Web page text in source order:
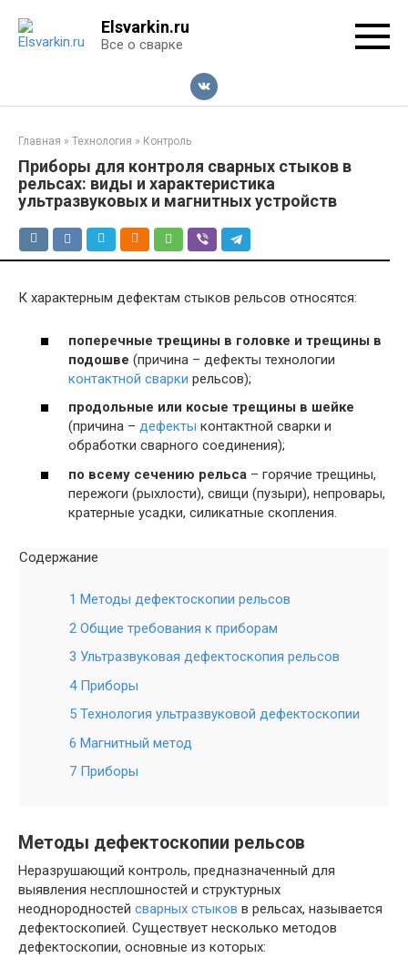
контенту
Elsvarkin.ru
Все о сварке
Главная » Технология » Контроль
Приборы для контроля сварных стыков в
рельсах: виды и характеристика
ультразвуковых и магнитных устройств
К характерным дефектам стыков рельсов относятся:
поперечные трещины в головке и трещины в
подошве (причина – дефекты технологии
контактной сварки рельсов);
продольные или косые трещины в шейке
(причина – дефекты контактной сварки и
обработки сварного соединения);
по всему сечению рельса – горячие трещины,
пережоги (рыхлости), свищи (пузыри), непровары,
кратерные усадки, силикатные скопления.
Содержание
1 Методы дефектоскопии рельсов
2 Общие требования к приборам
3 Ультразвуковая дефектоскопия рельсов
4 Приборы
5 Технология ультразвуковой дефектоскопии
6 Магнитный метод
7 Приборы
Методы дефектоскопии рельсов
Неразрушающий контроль, предназначенный для
выявления несплошностей и структурных
неоднородностей сварных стыков в рельсах, называется
дефектоскопией. Существует несколько методов
дефектоскопии, основные из которых: